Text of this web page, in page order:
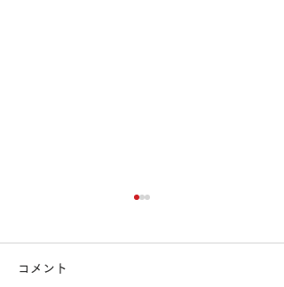
コメント